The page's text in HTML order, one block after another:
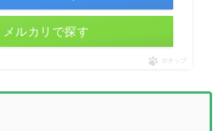
メルカリで探す
ポチップ